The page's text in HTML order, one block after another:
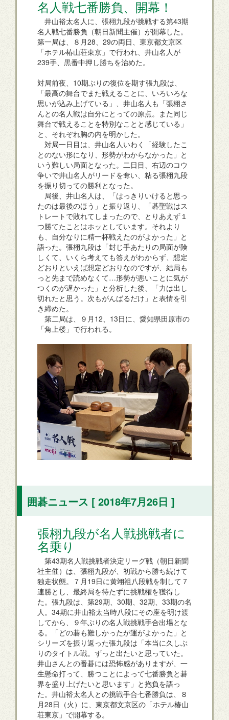
名人戦七番勝負、開幕！
井山裕太名人に、張栩九段が挑戦する第43期
名人戦七番勝負（朝日新聞主催）が開幕した。
第一局は、８月28、29の両日、東京都文京区
「ホテル椿山荘東京」で行われ、井山名人が
239手、黒番中押し勝ちを治めた。
対局前夜、10期ぶりの復位を期す張九段は、
「最高の舞台でまた戦えることに、いろいろな
思いが込み上げている」、井山名人も「張栩さ
んとの名人戦は自分にとっての原点。また同じ
舞台で戦えることを特別なことと感じている」
と、それぞれ胸の内を明かした。
対局一日目は、井山名人いわく「経験したこ
とのない形になり、形勢がわからなかった」と
いう難しい局面となった。二日目、右辺のコウ
争いで井山名人がリードを奪い、粘る張栩九段
を振り切っての勝利となった。
局後、井山名人は、「はっきりいけると思っ
たのは最後のほう」と振り返り、「碁聖戦はス
トレートで敗れてしまったので、とりあえず１
つ勝てたことはホッとしています。それより
も、自分なりに精一杯戦えたのがよかった」と
語った。張栩九段は「封じ手あたりの局面が険
しくて、いくら考えても答えがわからず、想定
どおりといえば想定どおりなのですが、結局も
っと先まで読めなくて…形勢が悪いことに気が
つくのが遅かった」と分析した後、「力は出し
切れたと思う。次もがんばるだけ」と表情を引
き締めた。
第二局は、９月12、13日に、愛知県田原市の
「角上楼」で行われる。
囲碁ニュース [ 2018年7月26日 ]
張栩九段が名人戦挑戦者に
名乗り
第43期名人戦挑戦者決定リーグ戦（朝日新聞
社主催）は、張栩九段が、初戦から勝ち続けて
独走状態。７月19日に黄翊祖八段戦を制して７
連勝とし、最終局を待たずに挑戦権を獲得し
た。張九段は、第29期、30期、32期、33期の名
人。34期に井山裕太当時八段にその座を明け渡
してから、９年ぶりの名人戦挑戦手合出場とな
る。「どの碁も難しかったが運がよかった」と
シリーズを振り返った張九段は「本当に久しぶ
りのタイトル戦。ずっと出たいと思っていた。
井山さんとの番碁には恐怖感がありますが、一
生懸命打って、勝つことによって七番勝負と碁
界を盛り上げたいと思います」と抱負を語っ
た。井山裕太名人との挑戦手合七番勝負は、８
月28日（火）に、東京都文京区の「ホテル椿山
荘東京」で開幕する。